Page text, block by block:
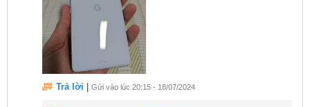
Trả lời Gửi vào lúc 20:15 - 18/07/2024